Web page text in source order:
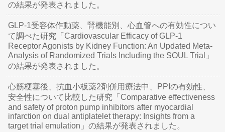
の結果が発表されました。
GLP-1受容体作動薬、腎機能別、心血管への有効性につい
て調べた研究「Cardiovascular Efficacy of GLP-1
Receptor Agonists by Kidney Function: An Updated Meta-
Analysis of Randomized Trials Including the SOUL Trial」
の結果が発表されました。
心筋梗塞後、抗血小板薬2剤併用療法中、PPIの有効性、
安全性について比較した研究「Comparative effectiveness
and safety of proton pump inhibitors after myocardial
infarction on dual antiplatelet therapy: Insights from a
target trial emulation」の結果が発表されました。